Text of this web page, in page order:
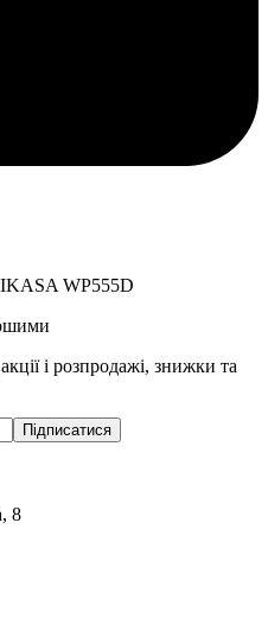
WP555D
і розпродажі, знижки та
Підписатися
8